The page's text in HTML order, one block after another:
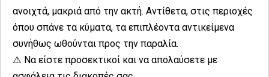
ανοιχτά, μακριά από την ακτή. Αντίθετα, στις περιοχές
όπου σπάνε τα κύματα, τα επιπλέοντα αντικείμενα
συνήθως ωθούνται προς την παραλία.
⚠️ Να είστε προσεκτικοί και να απολαύσετε με